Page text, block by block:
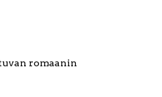
romaanin